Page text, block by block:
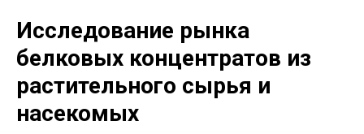
Исследование рынка
белковых концентратов из
растительного сырья и
насекомых